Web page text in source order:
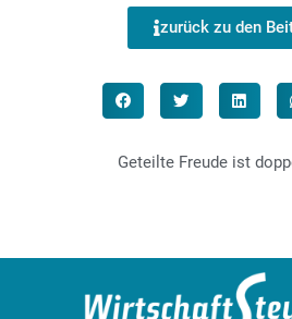
zurück zu den
Geteilte Freude ist